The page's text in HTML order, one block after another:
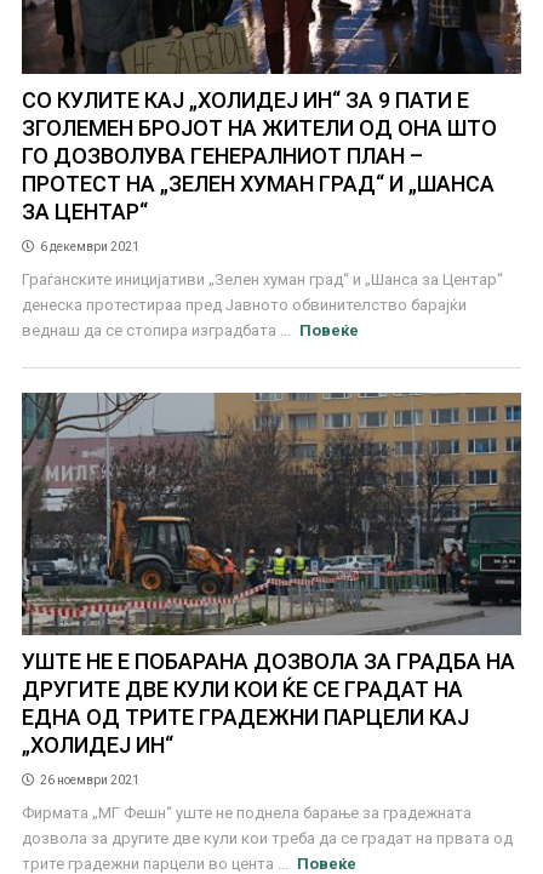
СО КУЛИТЕ КАЈ „ХОЛИДЕЈ ИН“ ЗА 9 ПАТИ Е
ЗГОЛЕМЕН БРОЈОТ НА ЖИТЕЛИ ОД ОНА ШТО
ГО ДОЗВОЛУВА ГЕНЕРАЛНИОТ ПЛАН –
ПРОТЕСТ НА „ЗЕЛЕН ХУМАН ГРАД“ И „ШАНСА
ЗА ЦЕНТАР“
6 декември 2021
Граѓанските иницијативи „Зелен хуман град“ и „Шанса за Центар“
денеска протестираа пред Јавното обвинителство барајќи
веднаш да се стопира изградбата ...
Повеќе
УШТЕ НЕ Е ПОБАРАНА ДОЗВОЛА ЗА ГРАДБА НА
ДРУГИТЕ ДВЕ КУЛИ КОИ ЌЕ СЕ ГРАДАТ НА
ЕДНА ОД ТРИТЕ ГРАДЕЖНИ ПАРЦЕЛИ КАЈ
„ХОЛИДЕЈ ИН“
26 ноември 2021
Фирмата „МГ Фешн“ уште не поднела барање за градежната
дозвола за другите две кули кои треба да се градат на првата од
трите градежни парцели во цента ...
Повеќе